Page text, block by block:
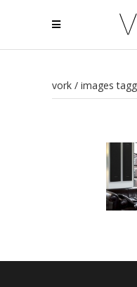
vork / images